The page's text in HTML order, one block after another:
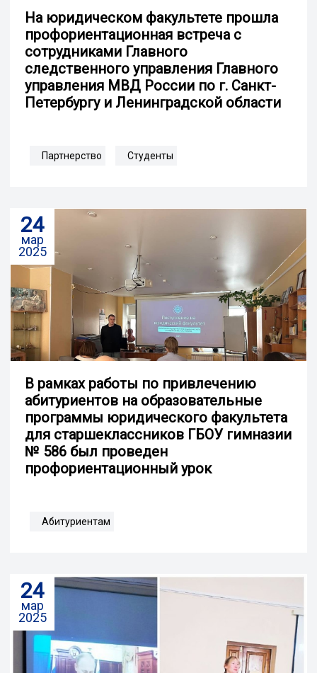
На юридическом факультете прошла
профориентационная встреча с
сотрудниками Главного
следственного управления Главного
управления МВД России по г. Санкт-
Петербургу и Ленинградской области
Партнерство Студенты
24
мар
2025
В рамках работы по привлечению
абитуриентов на образовательные
программы юридического факультета
для старшеклассников ГБОУ гимназии
№ 586 был проведен
профориентационный урок
Абитуриентам
24
мар
2025